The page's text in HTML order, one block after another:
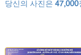
당신의 사진은 47,000